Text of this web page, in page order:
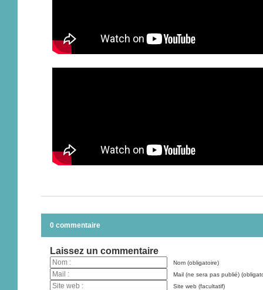
0 commentaire
Laissez un commentaire
Nom (obligatoire)
Mail (ne sera pas publié)
Site web (facultatif)